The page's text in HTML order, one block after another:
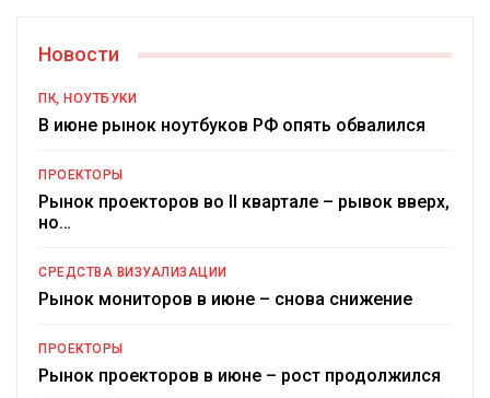
Новости
ПК, НОУТБУКИ
В июне рынок ноутбуков РФ опять обвалился
ПРОЕКТОРЫ
Рынок проекторов во II квартале – рывок вверх,
но…
СРЕДСТВА ВИЗУАЛИЗАЦИИ
Рынок мониторов в июне – снова снижение
ПРОЕКТОРЫ
Рынок проекторов в июне – рост продолжился